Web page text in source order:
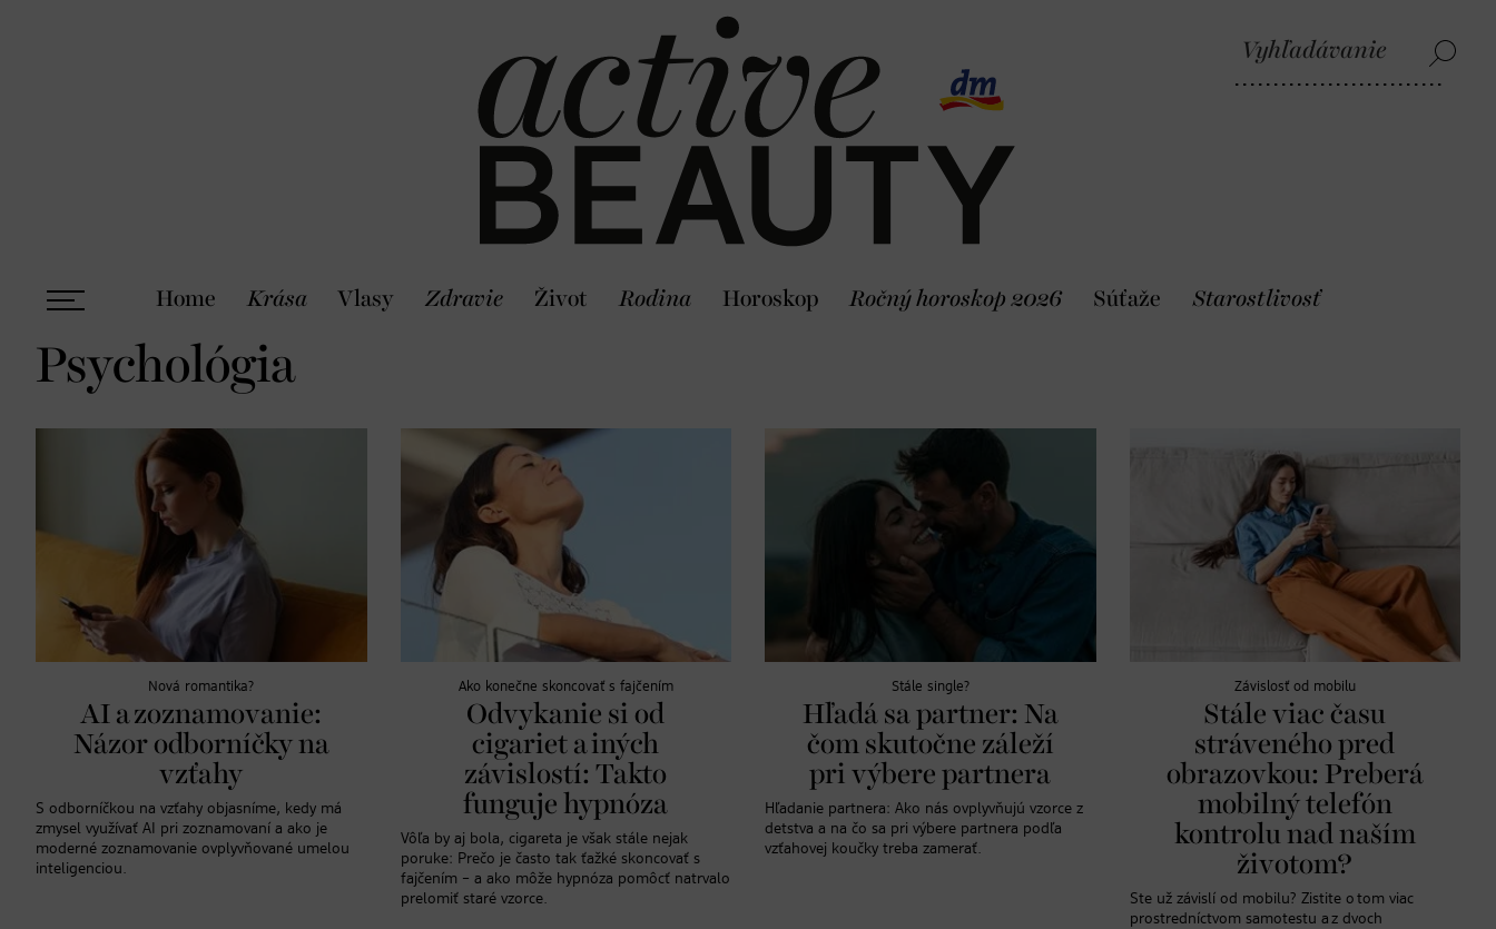
Home Krása Vlasy Zdravie Život Rodina Horoskop Ročný horoskop 2026 Súťaže Starostlivosť
Psychológia
Nová romantika?
AI a zoznamovanie:
Názor odborníčky na
vzťahy
S odborníčkou na vzťahy objasníme, kedy má
zmysel využívať AI pri zoznamovaní a ako je
moderné zoznamovanie ovplyvňované umelou
inteligenciou.
Ako konečne skoncovať s fajčením
Odvykanie si od
cigariet a iných
závislostí: Takto
funguje hypnóza
Vôľa by aj bola, cigareta je však stále nejak
poruke: Prečo je často tak ťažké skoncovať s
fajčením – a ako môže hypnóza pomôcť natrvalo
prelomiť staré vzorce.
Stále single?
Hľadá sa partner: Na
čom skutočne záleží
pri výbere partnera
Hľadanie partnera: Ako nás ovplyvňujú vzorce z
detstva a na čo sa pri výbere partnera podľa
vzťahovej koučky treba zamerať.
Závislosť od mobilu
Stále viac času
stráveného pred
obrazovkou: Preberá
mobilný telefón
kontrolu nad naším
životom?
Ste už závislí od mobilu? Zistite o tom viac
prostredníctvom samotestu a z dvoch